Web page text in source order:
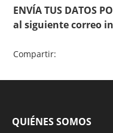
ENVÍA TUS DATOS
al siguiente correo
Compartir:
QUIÉNES SOMOS